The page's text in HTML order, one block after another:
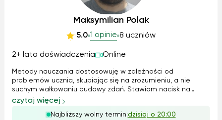
Maksymilian Polak
5.0 1 opinie 8 uczniów
2+ lata doświadczenia Online
Metody nauczania dostosowuję w zależności od
problemów ucznia, skupiając się na zrozumieniu, a nie
suchym wałkowaniu budowy zdań. Stawiam nacisk na
poprawną wymowę oraz na to, aby uczeń czuł się
komfortowo w trakcie lekcji. Z młodszymi dziećmi skupiam
się na czytaniu oraz tworzeniu prostych zdań, za...
czytaj więcej
Najbliższy wolny termin:dzisiaj o 20:00